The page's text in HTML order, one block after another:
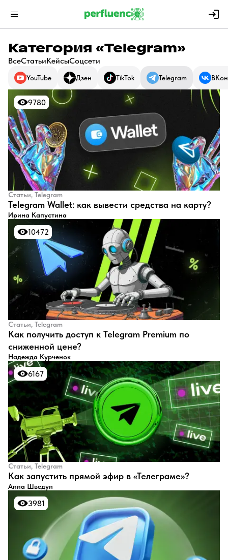
Категория «Telegram»
ВсеСтатьиКейсыСоцсети
YouTube Дзен TikTok Telegram
9780
9780
Статьи, Telegram
Telegram Wallet: как вывести средства на карту?
Ирина Капустина
10472
10472
Статьи, Telegram
Как получить доступ к Telegram Premium по
сниженной цене?
Надежда Курченок
6167
6167
Статьи, Telegram
Как запустить прямой эфир в «Телеграме»?
Анна Шведун
3981
3981